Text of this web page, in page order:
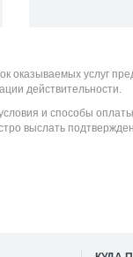
оказываемых услуг
действительности.
и способы
выслать